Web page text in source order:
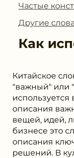
Частые
Другие
Как
Китайское
"важный" или
используется
описания
вещей, идей,
бизнесе это
описания
решений. В